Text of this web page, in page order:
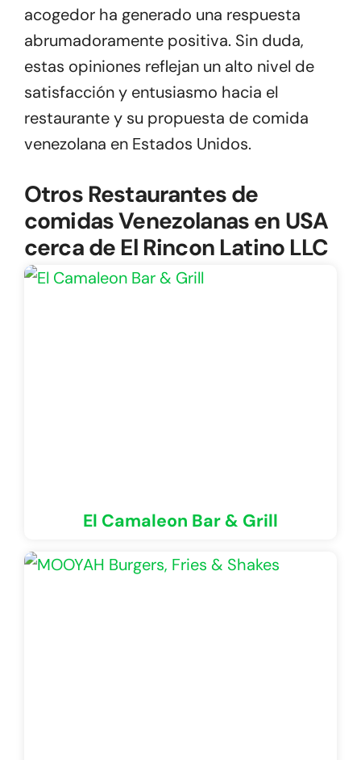
acogedor ha generado una respuesta
abrumadoramente positiva. Sin duda,
estas opiniones reflejan un alto nivel de
satisfacción y entusiasmo hacia el
restaurante y su propuesta de comida
venezolana en Estados Unidos.
Otros Restaurantes de
comidas Venezolanas en USA
cerca de El Rincon Latino LLC
El Camaleon Bar & Grill